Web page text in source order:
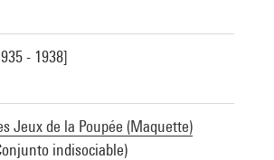
- 1938]
Jeux de la Poupée (Maquette)
indisociable)